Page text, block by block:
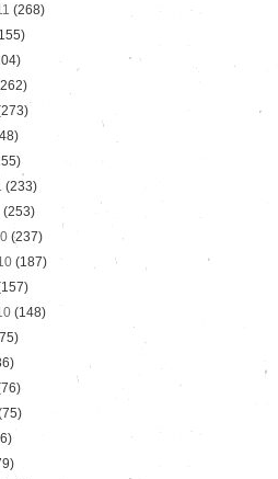
(268)
(233)
(253)
(237)
(187)
(148)